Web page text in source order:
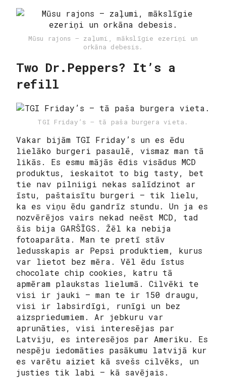
Mūsu rajons — zaļumi, mākslīgie ezeriņi un
orkāna debesis.
Two Dr.Peppers? It’s a
refill
TGI Friday’s — tā paša burgera vieta.
Vakar bijām TGI Friday’s un es ēdu
lielāko burgeri pasaulē, vismaz man tā
likās. Es esmu mājās ēdis visādus MCD
produktus, ieskaitot to big tasty, bet
tie nav pilniigi nekas salīdzinot ar
īstu, paštaisītu burgeri – tik lielu,
ka es viņu ēdu gandrīz stundu. Un ja es
nozvērējos vairs nekad neēst MCD, tad
šis bija GARŠĪGS. Žēl ka nebija
fotoaparāta. Man te pretī stāv
ledusskapis ar Pepsi produktiem, kurus
var lietot bez mēra. Vēl ēdu īstus
chocolate chip cookies, katru tā
apmēram plaukstas lielumā. Cilvēki te
visi ir jauki – man te ir 150 draugu,
visi ir labsirdīgi, runīgi un bez
aizspriedumiem. Ar jebkuru var
aprunāties, visi interesējas par
Latviju, es interesējos par Ameriku. Es
nespēju iedomāties pasākumu latvijā kur
es varētu aiziet kā svešs cilvēks, un
justies tik labi – kā savējais.